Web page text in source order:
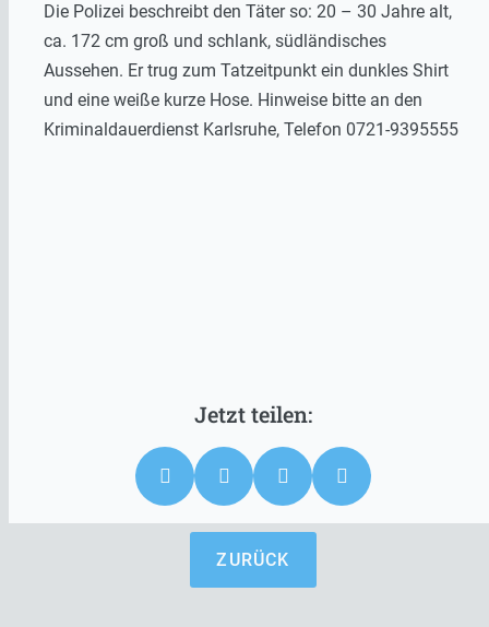
Die Polizei beschreibt den Täter so: 20 – 30 Jahre alt,
ca. 172 cm groß und schlank, südländisches
Aussehen. Er trug zum Tatzeitpunkt ein dunkles Shirt
und eine weiße kurze Hose. Hinweise bitte an den
Kriminaldauerdienst Karlsruhe, Telefon 0721-9395555
ZURÜCK